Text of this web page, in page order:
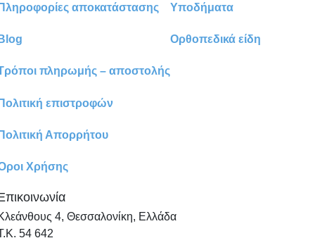
αποκατάστασης
πληρωμής – αποστολής
επιστροφών
Απορρήτου
Χρήσης
Υποδήματα
Ορθοπεδικά είδη
4, Θεσσαλονίκη, Ελλάδα
54 642